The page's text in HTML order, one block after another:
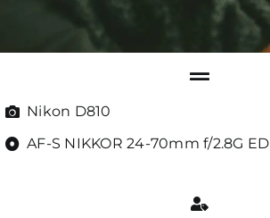
Nikon D810
AF-S NIKKOR 24-70mm f/2.8G ED